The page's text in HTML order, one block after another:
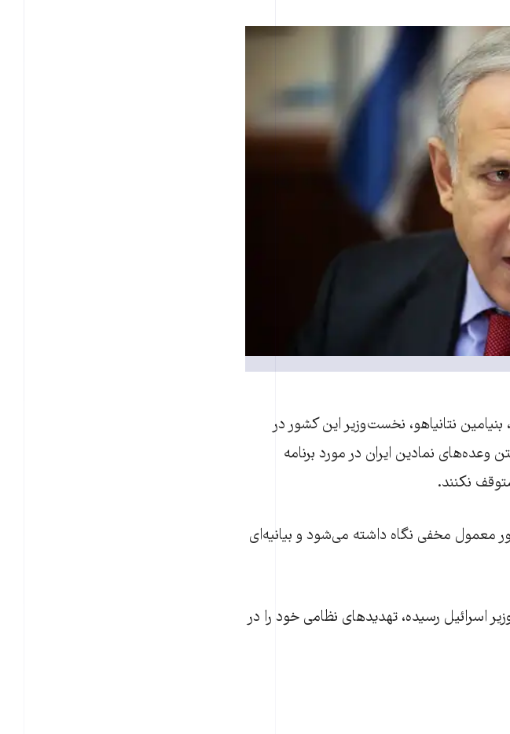
نتانياهو، نخست‌وزير اين کشور در
نمادين ايران در مورد برنامه
نکنند.
معمول مخفی نگاه داشته می‌شود و بيانيه‌ای
اسرائيل رسيده، تهديدهای نظامی خود را در